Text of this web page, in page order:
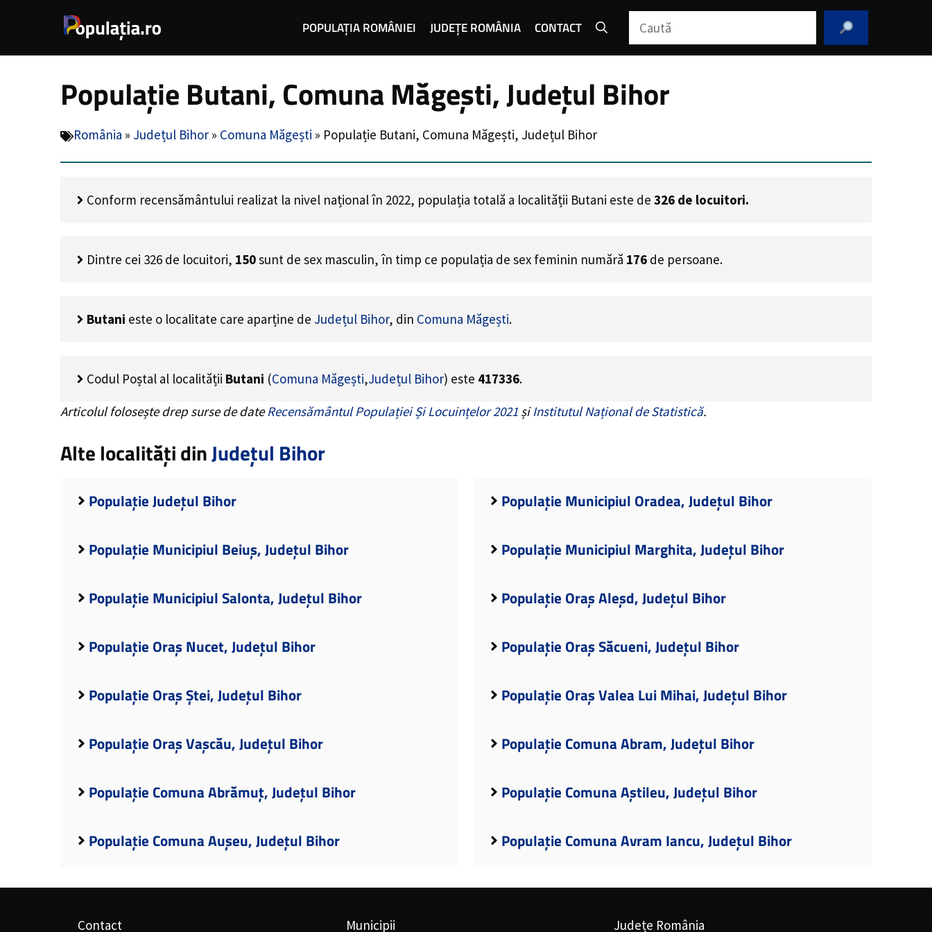
POPULAȚIA ROMÂNIEI JUDEȚE ROMÂNIA CONTACT Caută
Populație Butani, Comuna Măgești, Județul Bihor
România » Județul Bihor » Comuna Măgești » Populație Butani, Comuna Măgești, Județul Bihor
Conform recensământului realizat la nivel național în 2022, populația totală a localității Butani este de 326 de locuitori.
Dintre cei 326 de locuitori, 150sunt de sex masculin, în timp ce populația de sex feminin numără 176 de persoane.
Butani este o localitate care aparține de Județul Bihor, din Comuna Măgești.
Codul Poștal al localității Butani (Comuna Măgești,Județul Bihor) este 417336.
Articolul folosește drep surse de dateRecensământul Populației Și Locuințelor 2021 șiInstitutul Național de Statistică.
Alte localități dinJudețul Bihor
Populație Județul Bihor Populație Municipiul Oradea, Județul Bihor
Populație Municipiul Beiuș, Județul Bihor Populație Municipiul Marghita, Județul Bihor
Populație Municipiul Salonta, Județul Bihor Populație Oraș Aleșd, Județul Bihor
Populație Oraș Nucet, Județul Bihor Populație Oraș Săcueni, Județul Bihor
Populație Oraș Ștei, Județul Bihor Populație Oraș Valea Lui Mihai, Județul Bihor
Populație Oraș Vașcău, Județul Bihor Populație Comuna Abram, Județul Bihor
Populație Comuna Abrămuț, Județul Bihor Populație Comuna Aștileu, Județul Bihor
Populație Comuna Aușeu, Județul Bihor Populație Comuna Avram Iancu, Județul Bihor
Contact Municipii Județe România